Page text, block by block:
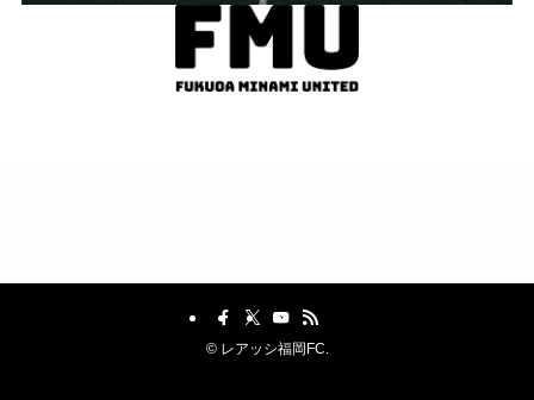
©レアッシ福岡FC.